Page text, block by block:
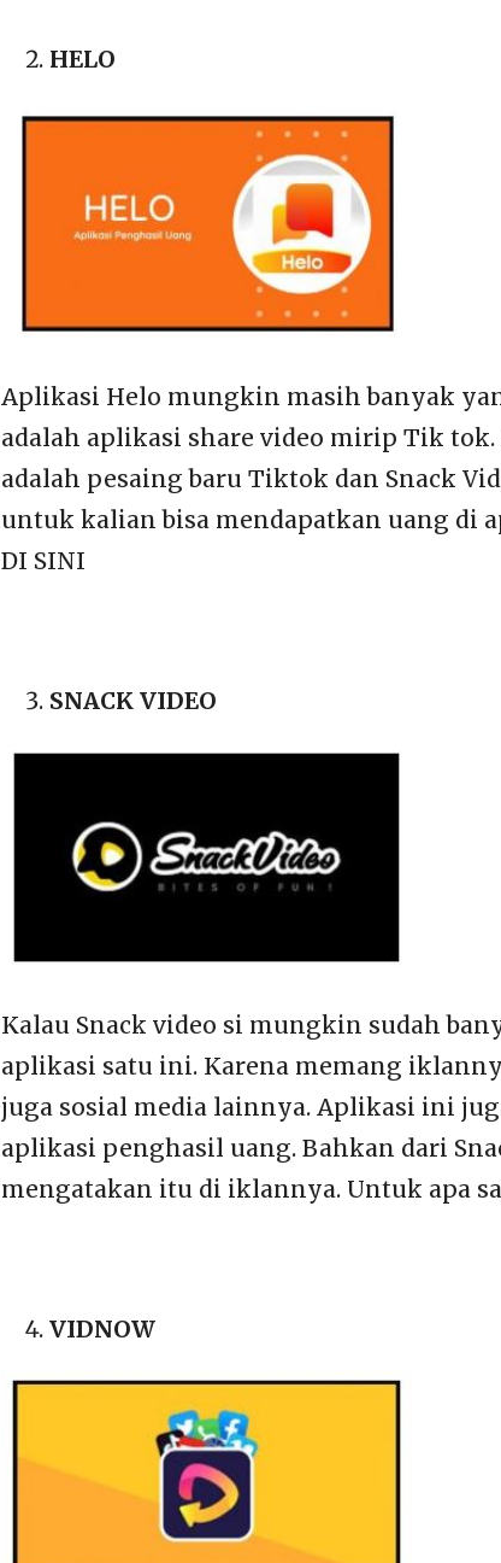
HELO
Aplikasi Helo mungkin masih banyak
adalah aplikasi share video mirip Tik
adalah pesaing baru Tiktok dan Snack
untuk kalian bisa mendapatkan uang di
DI SINI
SNACK VIDEO
Kalau Snack video si mungkin sudah
aplikasi satu ini. Karena memang
juga sosial media lainnya. Aplikasi ini
aplikasi penghasil uang. Bahkan dari
mengatakan itu di iklannya. Untuk apa
VIDNOW